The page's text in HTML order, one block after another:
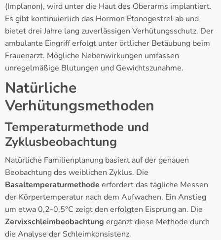
(Implanon), wird unter die Haut des Oberarms implantiert.
Es gibt kontinuierlich das Hormon Etonogestrel ab und
bietet drei Jahre lang zuverlässigen Verhütungsschutz. Der
ambulante Eingriff erfolgt unter örtlicher Betäubung beim
Frauenarzt. Mögliche Nebenwirkungen umfassen
unregelmäßige Blutungen und Gewichtszunahme.
Natürliche
Verhütungsmethoden
Temperaturmethode und
Zyklusbeobachtung
Natürliche Familienplanung basiert auf der genauen
Beobachtung des weiblichen Zyklus. Die
Basaltemperaturmethode erfordert das tägliche Messen
der Körpertemperatur nach dem Aufwachen. Ein Anstieg
um etwa 0,2-0,5°C zeigt den erfolgten Eisprung an. Die
Zervixschleimbeobachtung ergänzt diese Methode durch
die Analyse der Schleimkonsistenz.